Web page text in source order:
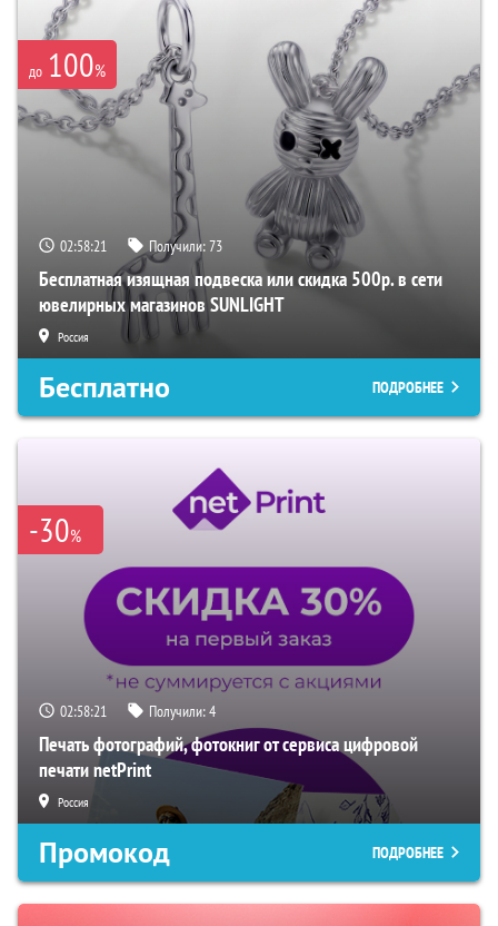
до 100%
02:58:20 Получили:73
Бесплатная изящная подвеска или скидка 500р. в сети
ювелирных магазинов SUNLIGHT
Россия
Бесплатно ПОДРОБНЕЕ
-30%
02:58:20 Получили:4
Печать фотографий, фотокниг от сервиса цифровой
печати netPrint
Россия
Промокод ПОДРОБНЕЕ